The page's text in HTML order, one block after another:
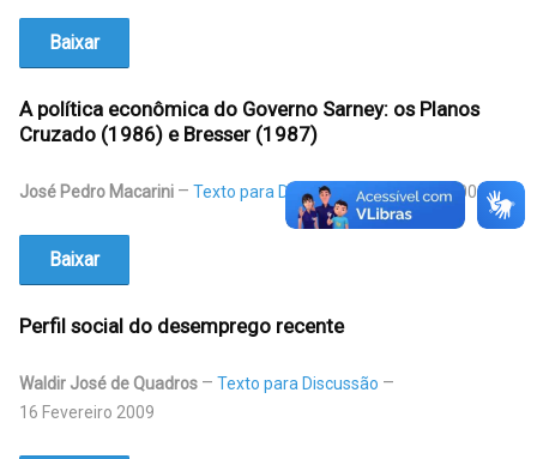
Baixar
A política econômica do Governo Sarney: os Planos
Cruzado (1986) e Bresser (1987)
José Pedro Macarini Texto para Discussão 17 Março 2009
Baixar
Perfil social do desemprego recente
Waldir José de Quadros
Texto para Discussão
16 Fevereiro 2009